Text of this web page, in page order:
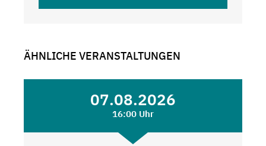
ÄHNLICHE VERANSTALTUNGEN
07.08.2026
16:00 Uhr